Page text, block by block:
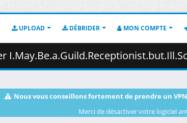
UPLOAD DÉBRIDER MON COMPTE
Nous vous conseillons fortement de prendre un
Merci de désactiver votre logiciel